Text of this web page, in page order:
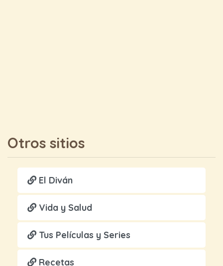
Otros sitios
El Diván
Vida y Salud
Tus Películas y Series
Recetas